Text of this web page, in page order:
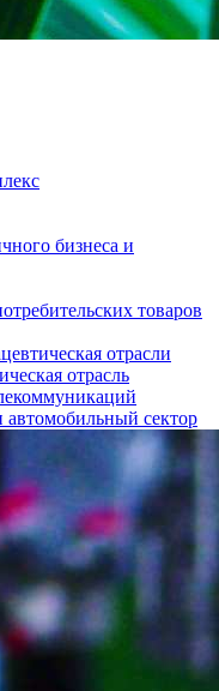
бизнеса и
товаров
отрасли
отрасль
сектор